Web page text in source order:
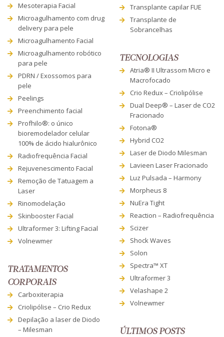
Mesoterapia Facial
Microagulhamento com drug
delivery para pele
Microagulhamento Facial
Microagulhamento robótico
para pele
PDRN / Exossomos para
pele
Peelings
Preenchimento facial
Profhilo®: o único
bioremodelador celular
100% de ácido hialurônico
Radiofrequência Facial
Rejuvenescimento Facial
Remoção de Tatuagem a
Laser
Rinomodelação
Skinbooster Facial
Ultraformer 3: Lifting Facial
Volnewmer
TRATAMENTOS
CORPORAIS
Carboxiterapia
Criolipólise – Crio Redux
Depilação a laser de Diodo
– Milesman
Transplante capilar FUE
Transplante de
Sobrancelhas
TECNOLOGIAS
Atria® II Ultrassom Micro e
Macrofocado
Crio Redux – Criolipólise
Dual Deep® – Laser de CO2
Fracionado
Fotona®
Hybrid CO2
Laser de Diodo Milesman
Lavieen Laser Fracionado
Luz Pulsada – Harmony
Morpheus 8
NuEra Tight
Reaction – Radiofrequência
Scizer
Shock Waves
Solon
Spectra™ XT
Ultraformer 3
Velashape 2
Volnewmer
ÚLTIMOS POSTS